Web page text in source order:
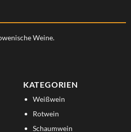
Weine.
KATEGORIEN
Weißwein
Rotwein
Schaumwein